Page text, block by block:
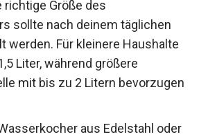
richtige Größe des
sollte nach deinem täglichen
werden. Für kleinere Haushalte
Liter, während größere
mit bis zu 2 Litern bevorzugen
aus Edelstahl oder